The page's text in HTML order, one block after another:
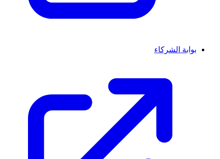
بوابة الشركاء